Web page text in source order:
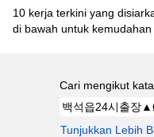
10 kerja terkini yang
di bawah untuk kemudahan
Cari mengikut
Tunjukkan Lebih